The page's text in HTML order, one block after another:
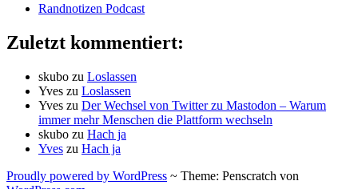
Randnotizen Podcast
Zuletzt kommentiert:
skubo zu Loslassen
Yves zu Loslassen
Yves zu Der Wechsel von Twitter zu Mastodon – Warum
immer mehr Menschen die Plattform wechseln
skubo zu Hach ja
Yves zu Hach ja
Proudly powered by WordPress ~ Theme: Penscratch von